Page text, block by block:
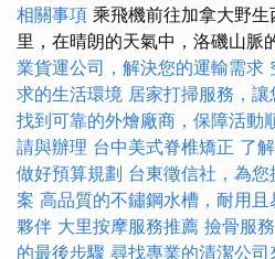
相關事項 乘飛機前往加拿大野
里，在晴朗的天氣中，洛磯山脈
業貨運公司，解決您的運輸需求
求的生活環境 居家打掃服務，
找到可靠的外燴廠商，保障活動
請與辦理 台中美式脊椎矯正 了
做好預算規劃 台東徵信社，為
案 高品質的不鏽鋼水槽，耐用且
夥伴 大里按摩服務推薦 撿骨服
的最後步驟 尋找專業的清潔公司